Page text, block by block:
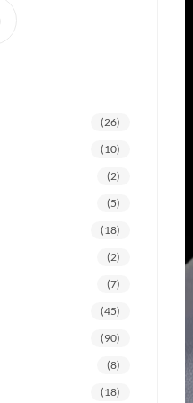
(26)
(10)
(2)
(5)
(18)
(2)
(7)
(45)
(90)
(8)
(18)